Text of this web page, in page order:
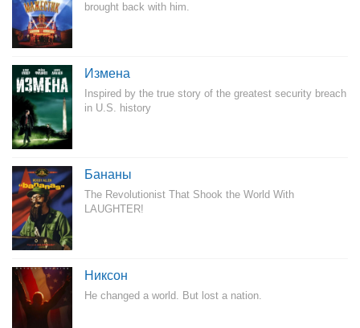
brought back with him.
Измена
Inspired by the true story of the greatest security breach
in U.S. history
Бананы
The Revolutionist That Shook the World With
LAUGHTER!
Никсон
He changed a world. But lost a nation.